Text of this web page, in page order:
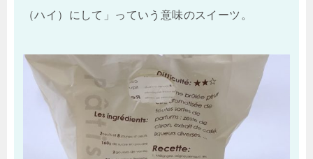
（ハイ）にして」っていう意味のスイーツ。